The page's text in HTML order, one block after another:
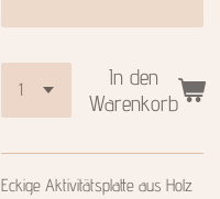
In den
Warenkorb
Eckige Aktivitätsplatte aus Holz